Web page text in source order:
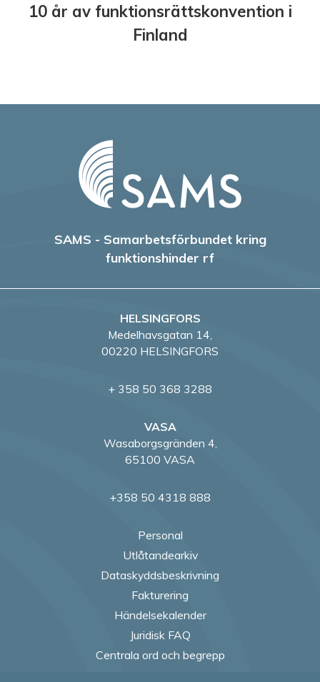
10 år av funktionsrättskonvention i
Finland
SAMS - Samarbetsförbundet kring
funktionshinder rf
HELSINGFORS
Medelhavsgatan 14,
00220 HELSINGFORS
+ 358 50 368 3288
VASA
Wasaborgsgränden 4,
65100 VASA
+358 50 4318 888
Personal
Utlåtandearkiv
Dataskyddsbeskrivning
Fakturering
Händelsekalender
Juridisk FAQ
Centrala ord och begrepp